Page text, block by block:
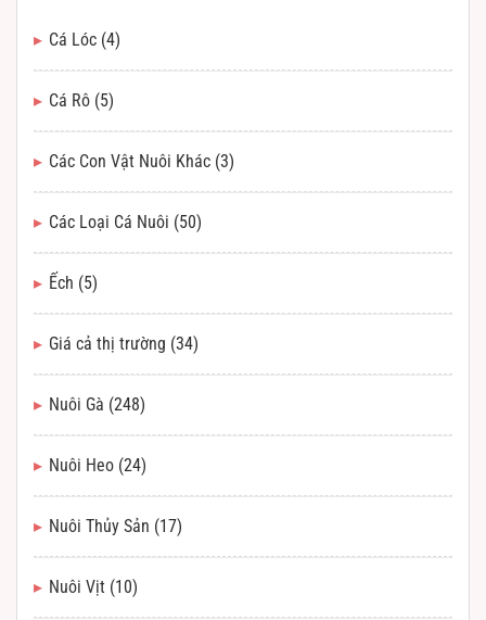
Cá Lóc (4)
Cá Rô (5)
Các Con Vật Nuôi Khác (3)
Các Loại Cá Nuôi (50)
Ếch (5)
Giá cả thị trường (34)
Nuôi Gà (248)
Nuôi Heo (24)
Nuôi Thủy Sản (17)
Nuôi Vịt (10)